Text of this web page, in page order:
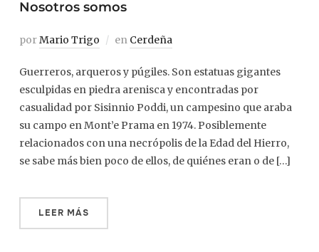
Nosotros somos
porMario Trigo en Cerdeña
Guerreros, arqueros y púgiles. Son estatuas gigantes
esculpidas en piedra arenisca y encontradas por
casualidad por Sisinnio Poddi, un campesino que araba
su campo en Mont’e Prama en 1974. Posiblemente
relacionados con una necrópolis de la Edad del Hierro,
se sabe más bien poco de ellos, de quiénes eran o de […]
LEER MÁS